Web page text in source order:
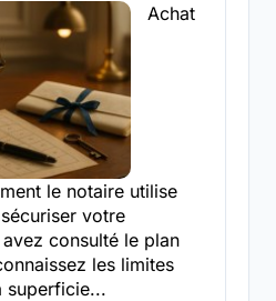
Achat
le notaire utilise
votre
consulté le plan
les limites
superficie...